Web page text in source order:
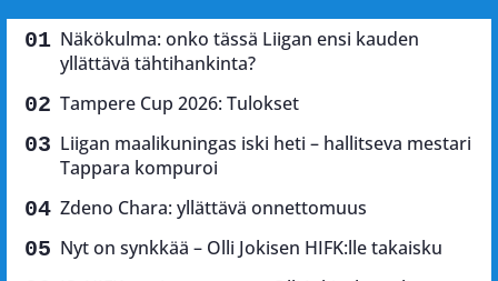
Näkökulma: onko tässä Liigan ensi kauden
yllättävä tähtihankinta?
Tampere Cup 2026: Tulokset
Liigan maalikuningas iski heti – hallitseva mestari
Tappara kompuroi
Zdeno Chara: yllättävä onnettomuus
Nyt on synkkää – Olli Jokisen HIFK:lle takaisku